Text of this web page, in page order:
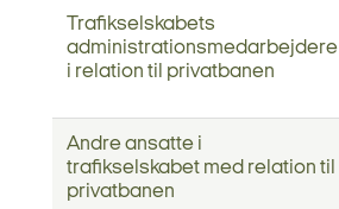
Trafikselskabets
administrationsmedarbejdere
i relation til privatbanen
Andre ansatte i
trafikselskabet med relation til
privatbanen